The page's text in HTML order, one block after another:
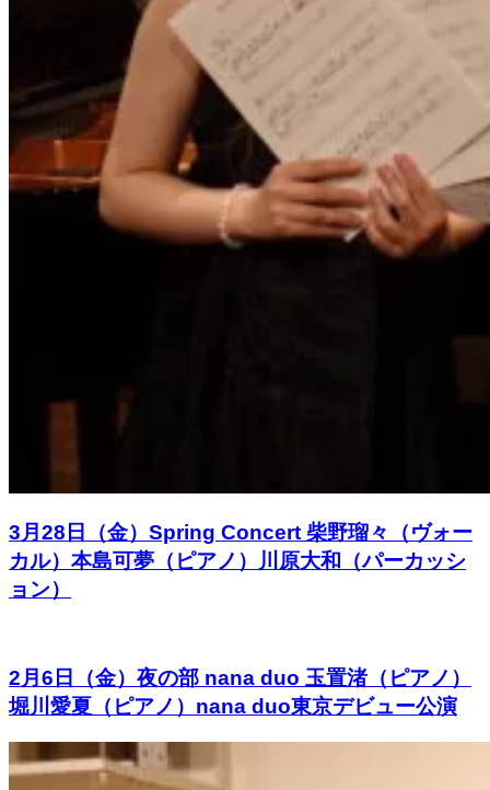
3月28日（金）Spring Concert 柴野瑠々（ヴォー
カル）本島可夢（ピアノ）川原大和（パーカッシ
ョン）
2月6日（金）夜の部 nana duo 玉置渚（ピアノ）
堀川愛夏（ピアノ）nana duo東京デビュー公演